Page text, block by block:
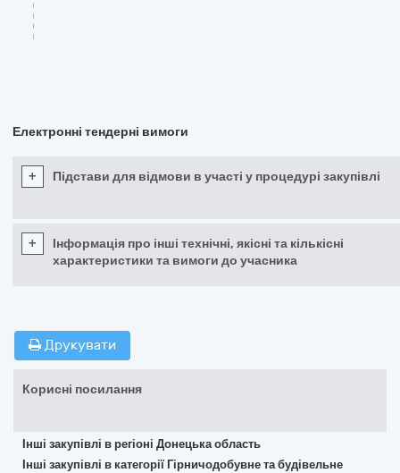
Електронні тендерні вимоги
+ Підстави для відмови в участі у процедурі закупівлі
+
Інформація про інші технічні, якісні та кількісні
характеристики та вимоги до учасника
Друкувати
Корисні посилання
Інші закупівлі в регіоні Донецька область
Інші закупівлі в категорії Гірничодобувне та будівельне